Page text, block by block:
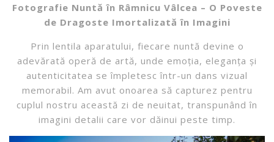
Fotografie Nuntă în Râmnicu Vâlcea – O Poveste
de Dragoste Imortalizată în Imagini
Prin lentila aparatului, fiecare nuntă devine o
adevărată operă de artă, unde emoția, eleganța și
autenticitatea se împletesc într-un dans vizual
memorabil. Am avut onoarea să capturez pentru
cuplul nostru această zi de neuitat, transpunând în
imagini detalii care vor dăinui peste timp.